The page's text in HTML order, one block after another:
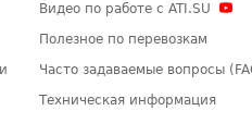
Видео по работе с ATI.SU
Полезное по перевозкам
Часто задаваемые вопросы
Техническая информация